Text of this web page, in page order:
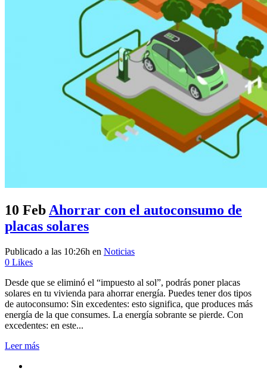
10 FebAhorrar con el autoconsumo de
placas solares
Publicado a las 10:26h en Noticias
0 Likes
Desde que se eliminó el “impuesto al sol”, podrás poner placas
solares en tu vivienda para ahorrar energía. Puedes tener dos tipos
de autoconsumo: Sin excedentes: esto significa, que produces más
energía de la que consumes. La energía sobrante se pierde. Con
excedentes: en este...
Leer más